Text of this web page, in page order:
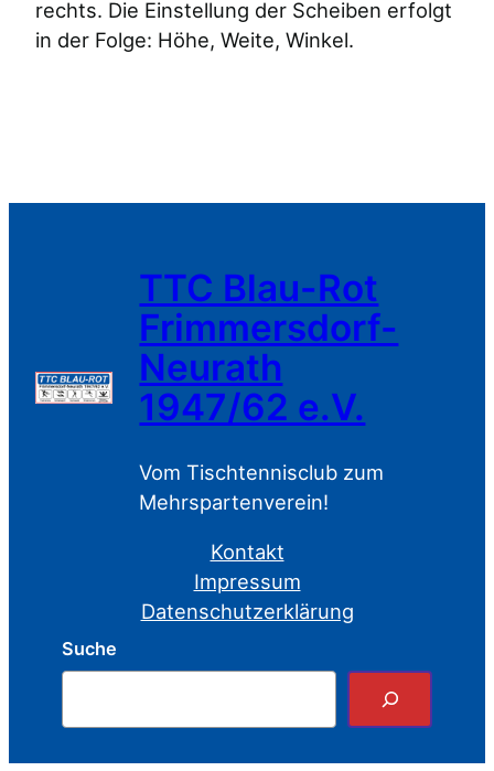
rechts. Die Einstellung der Scheiben erfolgt
in der Folge: Höhe, Weite, Winkel.
TTC Blau-Rot
Frimmersdorf-
Neurath
1947/62 e.V.
Vom Tischtennisclub zum
Mehrspartenverein!
Kontakt
Impressum
Datenschutzerklärung
Suche